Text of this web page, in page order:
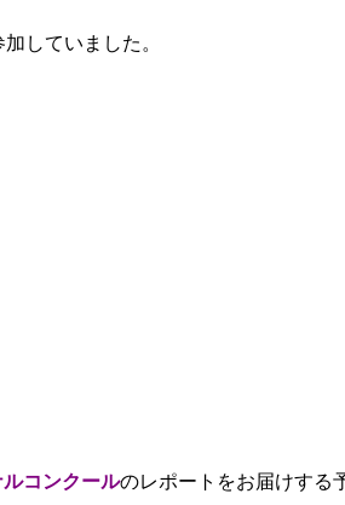
していました。
ルコンクールのレポートをお届けする